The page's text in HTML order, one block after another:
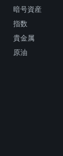
暗号資産
指数
貴金属
原油